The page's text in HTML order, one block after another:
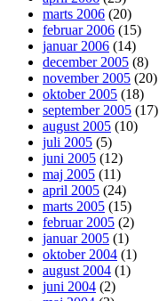
marts 2006 (20)
februar 2006 (15)
januar 2006 (14)
december 2005 (8)
november 2005 (20)
oktober 2005 (18)
september 2005 (17)
august 2005 (10)
juli 2005 (5)
juni 2005 (12)
maj 2005 (11)
april 2005 (24)
marts 2005 (15)
februar 2005 (2)
januar 2005 (1)
oktober 2004 (1)
august 2004 (1)
juni 2004 (2)